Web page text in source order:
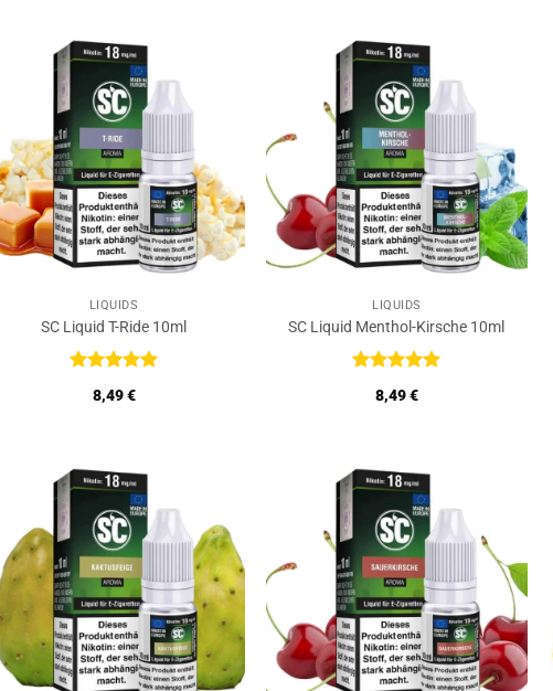
LIQUIDS
SC Liquid T-Ride 10ml
Bewertet
mit5von
8,49€
LIQUIDS
SC Liquid Menthol-Kirsche 10ml
Bewertet
mit5von
8,49€